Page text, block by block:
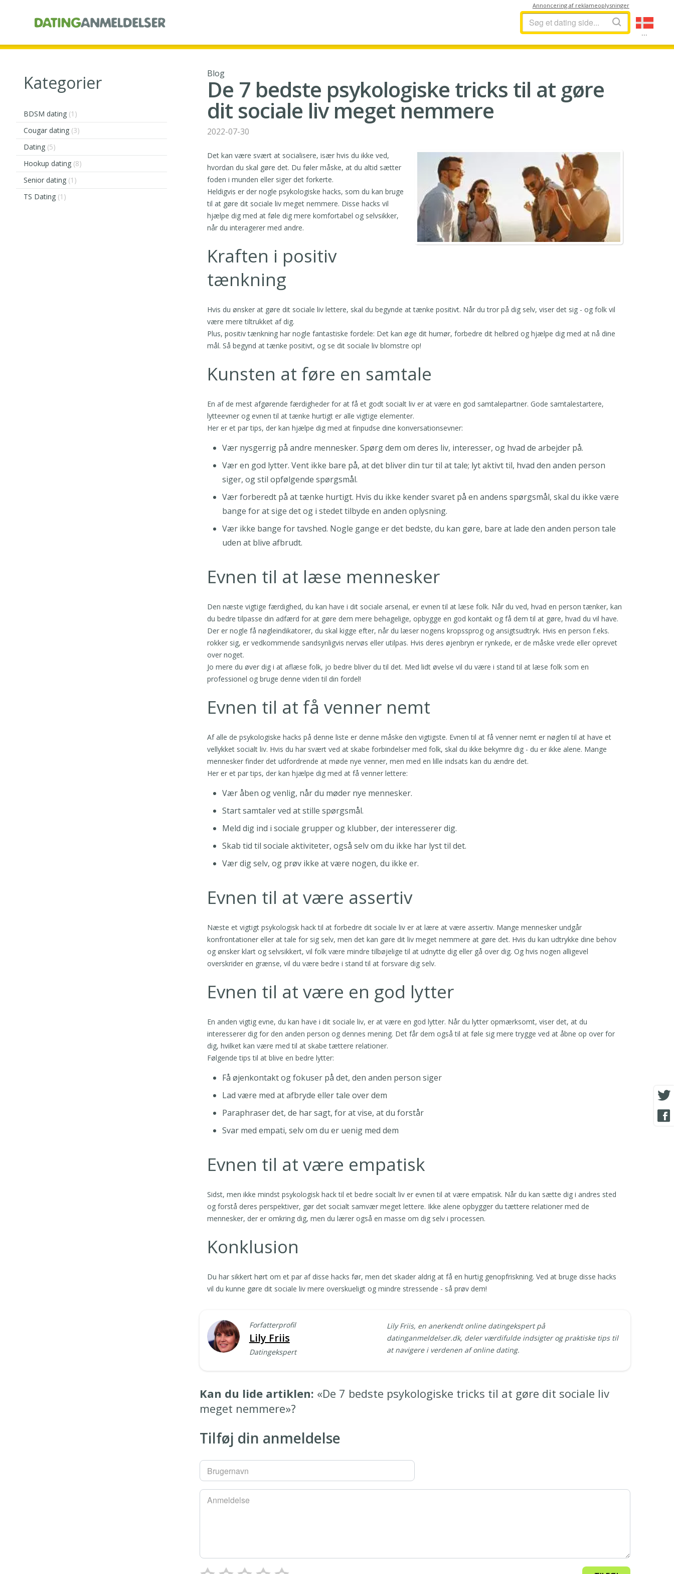
...
Annoncering af reklameoplysninger
Kategorier
BDSM dating (1)
Cougar dating (3)
Dating (5)
Hookup dating (8)
Senior dating (1)
TS Dating (1)
Blog
De 7 bedste psykologiske tricks til at gøre
dit sociale liv meget nemmere
2022-07-30
Det kan være svært at socialisere, især hvis du ikke ved,
hvordan du skal gøre det. Du føler måske, at du altid sætter
foden i munden eller siger det forkerte.
Heldigvis er der nogle psykologiske hacks, som du kan bruge
til at gøre dit sociale liv meget nemmere. Disse hacks vil
hjælpe dig med at føle dig mere komfortabel og selvsikker,
når du interagerer med andre.
Kraften i positiv
tænkning
Hvis du ønsker at gøre dit sociale liv lettere, skal du begynde at tænke positivt. Når du tror på dig selv, viser det sig - og folk vil
være mere tiltrukket af dig.
Plus, positiv tænkning har nogle fantastiske fordele: Det kan øge dit humør, forbedre dit helbred og hjælpe dig med at nå dine
mål. Så begynd at tænke positivt, og se dit sociale liv blomstre op!
Kunsten at føre en samtale
En af de mest afgørende færdigheder for at få et godt socialt liv er at være en god samtalepartner. Gode samtalestartere,
lytteevner og evnen til at tænke hurtigt er alle vigtige elementer.
Her er et par tips, der kan hjælpe dig med at finpudse dine konversationsevner:
Vær nysgerrig på andre mennesker. Spørg dem om deres liv, interesser, og hvad de arbejder på.
Vær en god lytter. Vent ikke bare på, at det bliver din tur til at tale; lyt aktivt til, hvad den anden person
siger, og stil opfølgende spørgsmål.
Vær forberedt på at tænke hurtigt. Hvis du ikke kender svaret på en andens spørgsmål, skal du ikke være
bange for at sige det og i stedet tilbyde en anden oplysning.
Vær ikke bange for tavshed. Nogle gange er det bedste, du kan gøre, bare at lade den anden person tale
uden at blive afbrudt.
Evnen til at læse mennesker
Den næste vigtige færdighed, du kan have i dit sociale arsenal, er evnen til at læse folk. Når du ved, hvad en person tænker, kan
du bedre tilpasse din adfærd for at gøre dem mere behagelige, opbygge en god kontakt og få dem til at gøre, hvad du vil have.
Der er nogle få nøgleindikatorer, du skal kigge efter, når du læser nogens kropssprog og ansigtsudtryk. Hvis en person f.eks.
rokker sig, er vedkommende sandsynligvis nervøs eller utilpas. Hvis deres øjenbryn er rynkede, er de måske vrede eller oprevet
over noget.
Jo mere du øver dig i at aflæse folk, jo bedre bliver du til det. Med lidt øvelse vil du være i stand til at læse folk som en
professionel og bruge denne viden til din fordel!
Evnen til at få venner nemt
Af alle de psykologiske hacks på denne liste er denne måske den vigtigste. Evnen til at få venner nemt er nøglen til at have et
vellykket socialt liv. Hvis du har svært ved at skabe forbindelser med folk, skal du ikke bekymre dig - du er ikke alene. Mange
mennesker finder det udfordrende at møde nye venner, men med en lille indsats kan du ændre det.
Her er et par tips, der kan hjælpe dig med at få venner lettere:
Vær åben og venlig, når du møder nye mennesker.
Start samtaler ved at stille spørgsmål.
Meld dig ind i sociale grupper og klubber, der interesserer dig.
Skab tid til sociale aktiviteter, også selv om du ikke har lyst til det.
Vær dig selv, og prøv ikke at være nogen, du ikke er.
Evnen til at være assertiv
Næste et vigtigt psykologisk hack til at forbedre dit sociale liv er at lære at være assertiv. Mange mennesker undgår
konfrontationer eller at tale for sig selv, men det kan gøre dit liv meget nemmere at gøre det. Hvis du kan udtrykke dine behov
og ønsker klart og selvsikkert, vil folk være mindre tilbøjelige til at udnytte dig eller gå over dig. Og hvis nogen alligevel
overskrider en grænse, vil du være bedre i stand til at forsvare dig selv.
Evnen til at være en god lytter
En anden vigtig evne, du kan have i dit sociale liv, er at være en god lytter. Når du lytter opmærksomt, viser det, at du
interesserer dig for den anden person og dennes mening. Det får dem også til at føle sig mere trygge ved at åbne op over for
dig, hvilket kan være med til at skabe tættere relationer.
Følgende tips til at blive en bedre lytter:
Få øjenkontakt og fokuser på det, den anden person siger
Lad være med at afbryde eller tale over dem
Paraphraser det, de har sagt, for at vise, at du forstår
Svar med empati, selv om du er uenig med dem
Evnen til at være empatisk
Sidst, men ikke mindst psykologisk hack til et bedre socialt liv er evnen til at være empatisk. Når du kan sætte dig i andres sted
og forstå deres perspektiver, gør det socialt samvær meget lettere. Ikke alene opbygger du tættere relationer med de
mennesker, der er omkring dig, men du lærer også en masse om dig selv i processen.
Konklusion
Du har sikkert hørt om et par af disse hacks før, men det skader aldrig at få en hurtig genopfriskning. Ved at bruge disse hacks
vil du kunne gøre dit sociale liv mere overskueligt og mindre stressende - så prøv dem!
Forfatterprofil
Lily Friis
Datingekspert
Lily Friis, en anerkendt online datingekspert på
datinganmeldelser.dk, deler værdifulde indsigter og praktiske tips til
at navigere i verdenen af online dating.
Kan du lide artiklen: «De 7 bedste psykologiske tricks til at gøre dit sociale liv
meget nemmere»?
Tilføj din anmeldelse
Brugernavn
Anmeldelse